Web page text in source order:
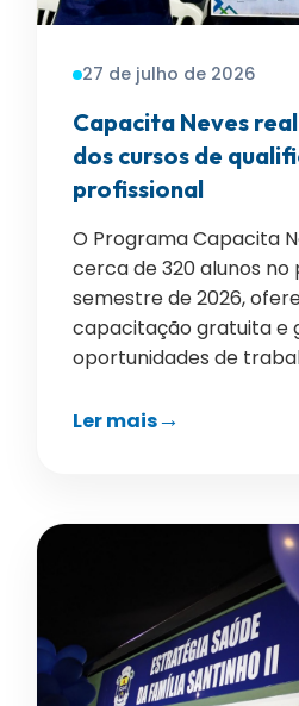
27 de julho de 2026
Capacita Neves
dos cursos de
profissional
O Programa Capacita
cerca de 320 alunos no
semestre de 2026,
capacitação gratuita e
oportunidades de
Ler mais